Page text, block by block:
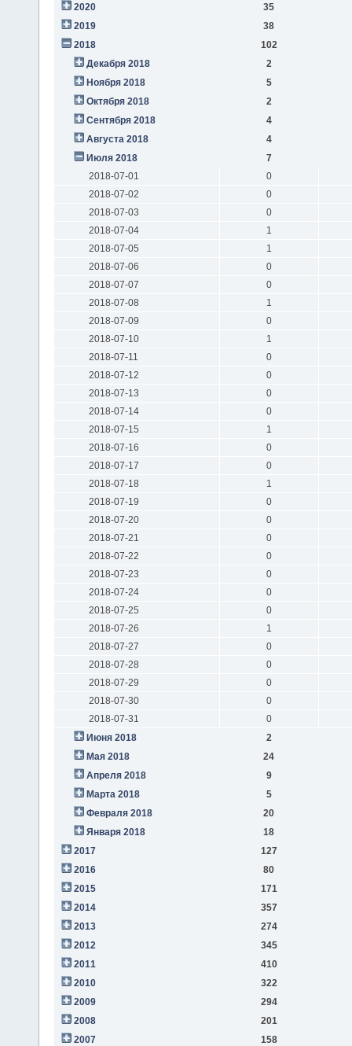
2020
35
2019
38
2018
102
Декабря 2018
2
Ноября 2018
5
Октября 2018
2
Сентября 2018
4
Августа 2018
4
Июля 2018
7
2018-07-01
0
2018-07-02
0
2018-07-03
0
2018-07-04
1
2018-07-05
1
2018-07-06
0
2018-07-07
0
2018-07-08
1
2018-07-09
0
2018-07-10
1
2018-07-11
0
2018-07-12
0
2018-07-13
0
2018-07-14
0
2018-07-15
1
2018-07-16
0
2018-07-17
0
2018-07-18
1
2018-07-19
0
2018-07-20
0
2018-07-21
0
2018-07-22
0
2018-07-23
0
2018-07-24
0
2018-07-25
0
2018-07-26
1
2018-07-27
0
2018-07-28
0
2018-07-29
0
2018-07-30
0
2018-07-31
0
Июня 2018
2
Мая 2018
24
Апреля 2018
9
Марта 2018
5
Февраля 2018
20
Января 2018
18
2017
127
2016
80
2015
171
2014
357
2013
274
2012
345
2011
410
2010
322
2009
294
2008
201
2007
158